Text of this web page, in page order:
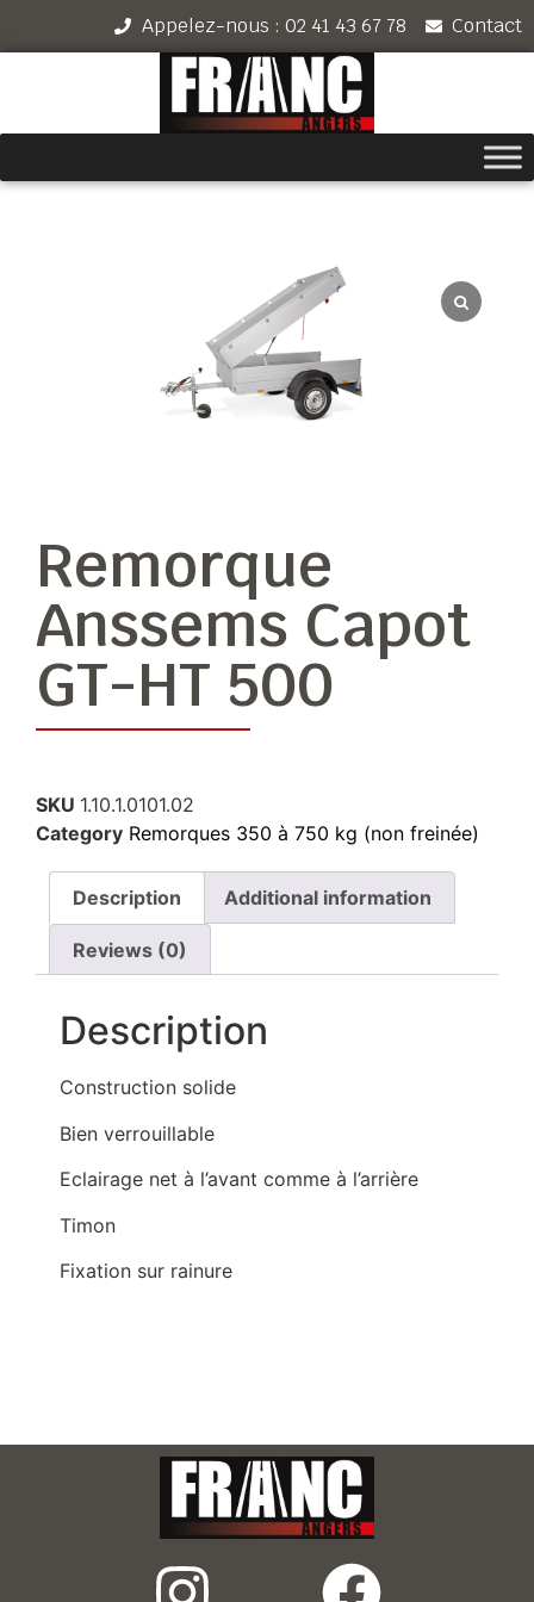
Appelez-nous : 02 41 43 67 78 Contact
Remorque
Anssems Capot
GT-HT 500
SKU 1.10.1.0101.02
Category Remorques 350 à 750 kg (non freinée)
Description Additional information
Reviews (0)
Description
Construction solide
Bien verrouillable
Eclairage net à l’avant comme à l’arrière
Timon
Fixation sur rainure